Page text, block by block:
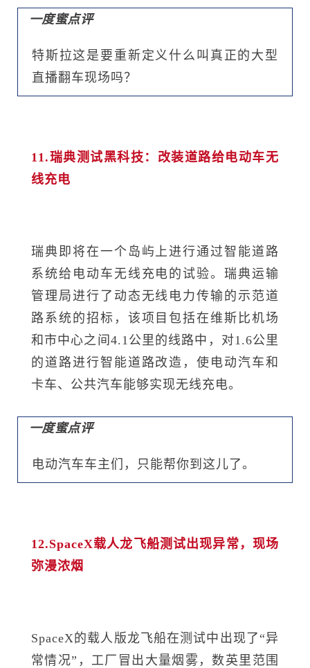
一度蜜点评
特斯拉这是要重新定义什么叫真正的大型
直播翻车现场吗？
11.瑞典测试黑科技：改装道路给电动车无
线充电
瑞典即将在一个岛屿上进行通过智能道路
系统给电动车无线充电的试验。瑞典运输
管理局进行了动态无线电力传输的示范道
路系统的招标，该项目包括在维斯比机场
和市中心之间4.1公里的线路中，对1.6公里
的道路进行智能道路改造，使电动汽车和
卡车、公共汽车能够实现无线充电。
一度蜜点评
电动汽车车主们，只能帮你到这儿了。
12.SpaceX载人龙飞船测试出现异常，现场
弥漫浓烟
SpaceX的载人版龙飞船在测试中出现了“异
常情况”，工厂冒出大量烟雾，数英里范围